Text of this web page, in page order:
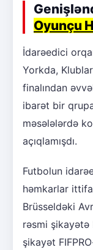
Oyunçu
İdarəedici
Yorkda,
finalından
ibarət bir
məsələlərdə
açıqlamışdı.
Futbolun
həmkarlar
Brüsseldəki
rəsmi şikayətə
şikayət